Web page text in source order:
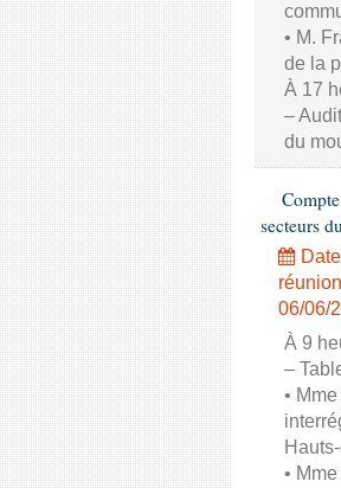
• M.
de la
À 17
–
du
secteurs
06/06/
À 9
–
•
•